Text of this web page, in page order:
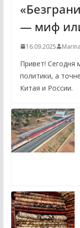
— миф
16.09.2025 Marina
Привет! Сегодня
политики, а
Китая и России.